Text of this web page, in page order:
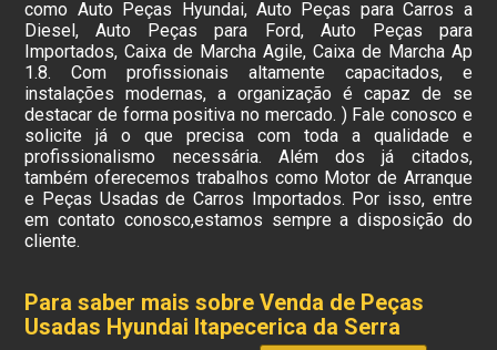
como Auto Peças Hyundai, Auto Peças para Carros a
Diesel, Auto Peças para Ford, Auto Peças para
Importados, Caixa de Marcha Agile, Caixa de Marcha Ap
1.8. Com profissionais altamente capacitados, e
instalações modernas, a organização é capaz de se
destacar de forma positiva no mercado. ) Fale conosco e
solicite já o que precisa com toda a qualidade e
profissionalismo necessária. Além dos já citados,
também oferecemos trabalhos como Motor de Arranque
e Peças Usadas de Carros Importados. Por isso, entre
em contato conosco,estamos sempre a disposição do
cliente.
Para saber mais sobre Venda de Peças
Usadas Hyundai Itapecerica da Serra